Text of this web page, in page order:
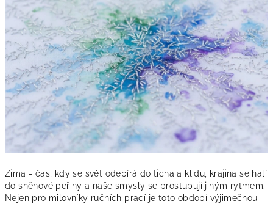
Zima - čas, kdy se svět odebírá do ticha a klidu, krajina se halí
do sněhové peřiny a naše smysly se prostupují jiným rytmem.
Nejen pro milovníky ručních prací je toto období výjimečnou